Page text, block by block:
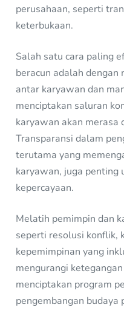
perusahaan, seperti
keterbukaan.
Salah satu cara paling
beracun adalah dengan
antar karyawan dan
menciptakan saluran
karyawan akan merasa
Transparansi dalam
terutama yang
karyawan, juga penting
kepercayaan.
Melatih pemimpin dan
seperti resolusi konflik,
kepemimpinan yang
mengurangi
menciptakan program
pengembangan